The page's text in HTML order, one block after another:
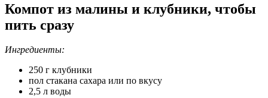
Компот из малины и клубники, чтобы
пить сразу
Ингредиенты:
250 г клубники
пол стакана сахара или по вкусу
2,5 л воды